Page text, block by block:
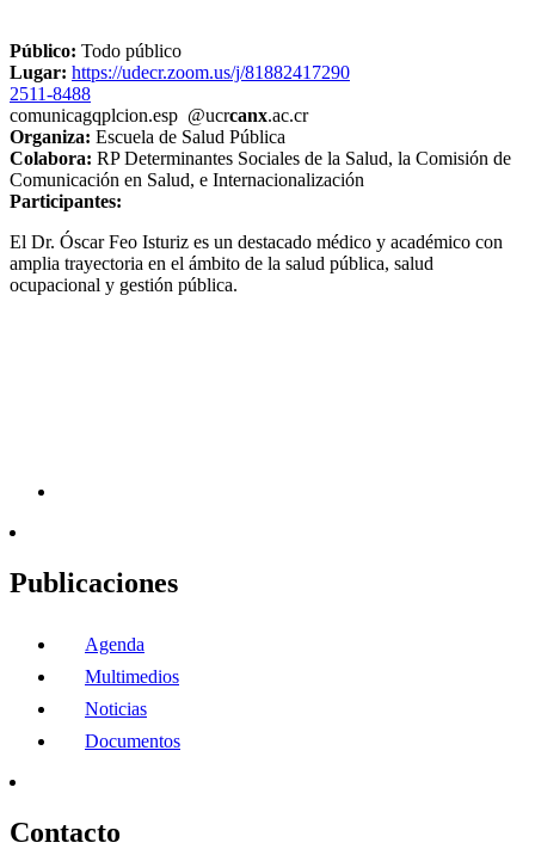
Público: Todo público
Lugar: https://udecr.zoom.us/j/81882417290
2511-8488
comunicagqplcion.esp @ucrcanx.ac.cr
Organiza: Escuela de Salud Pública
Colabora: RP Determinantes Sociales de la Salud, la Comisión de
Comunicación en Salud, e Internacionalización
Participantes:
El Dr. Óscar Feo Isturiz es un destacado médico y académico con
amplia trayectoria en el ámbito de la salud pública, salud
ocupacional y gestión pública.
Publicaciones
Agenda
Multimedios
Noticias
Documentos
Contacto